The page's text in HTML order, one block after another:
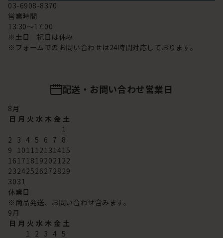
03-6908-8370
営業時間
13:30～17:00
※土日 祝日は休み
※フォームでのお問い合わせは24時間対応しております。
配送・お問い合わせ営業日
8月
日 月 火 水 木 金 土
1
2 3 4 5 6 7 8
9 101112131415
16171819202122
23242526272829
3031
休業日
※商品発送、お問い合わせ含みます。
9月
日 月 火 水 木 金 土
1 2 3 4 5